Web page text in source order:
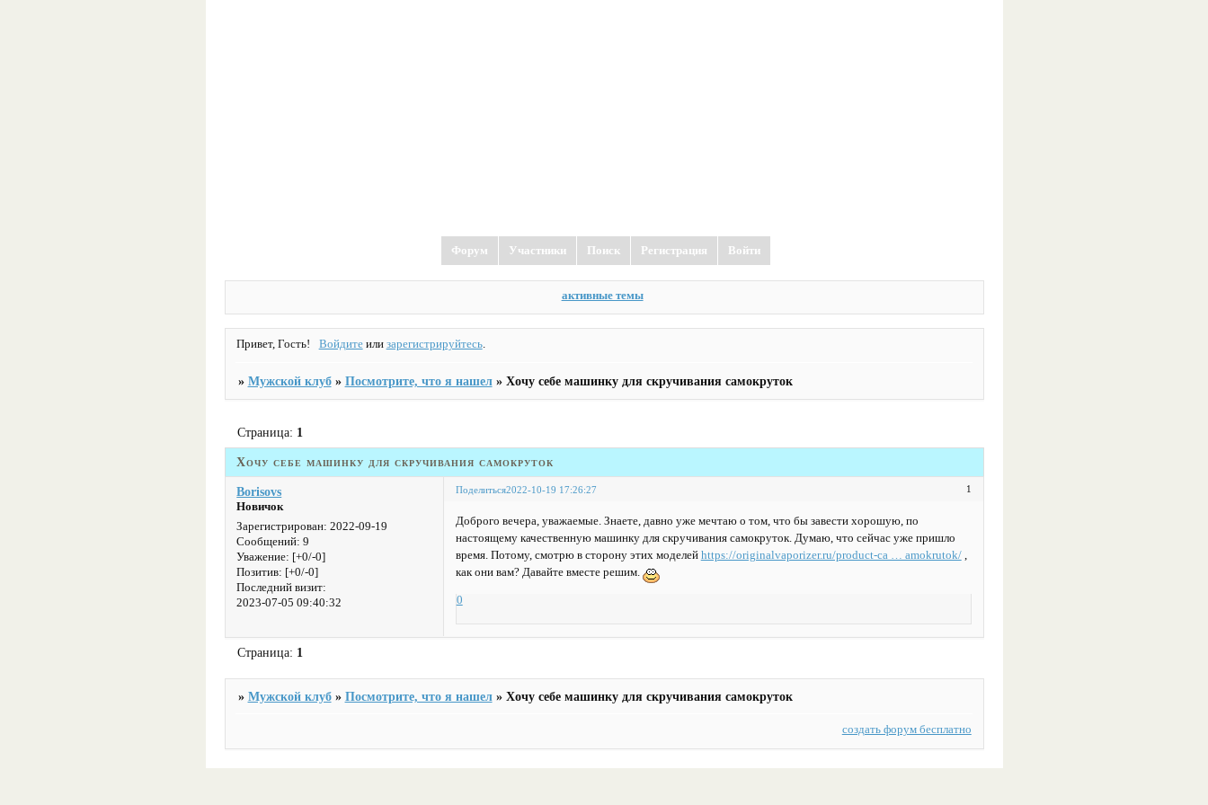
Форум Участники Поиск Регистрация Войти
активные темы
Привет, Гость! Войдитеили зарегистрируйтесь.
» Мужской клуб » Посмотрите, что я нашел » Хочу себе машинку для скручивания самокруток
Хочу себе машинку для скручивания самокруток
Страница: 1
Поделиться 1
2022-10-19 17:26:27
Borisovs
Новичок
Зарегистрирован: 2022-09-19
Сообщений: 9
Уважение: [+0/-0]
Позитив: [+0/-0]
Последний визит:
2023-07-05 09:40:32
Доброго вечера, уважаемые. Знаете, давно уже мечтаю о том, что бы завести хорошую, по
настоящему качественную машинку для скручивания самокруток. Думаю, что сейчас уже пришло
время. Потому, смотрю в сторону этих моделей https://originalvaporizer.ru/product-ca … amokrutok/,
как они вам? Давайте вместе решим.
0
Страница: 1
» Мужской клуб » Посмотрите, что я нашел » Хочу себе машинку для скручивания самокруток
создать форум бесплатно